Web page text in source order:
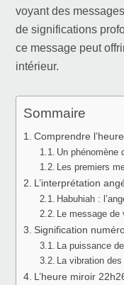
voyant des
de significations
ce message peut
intérieur.
Sommaire
Comprendre
Un phénomène
Les premiers
L’interprétation
Habuhiah :
Le message de
Signification
La puissance
La vibration
L’heure miroir